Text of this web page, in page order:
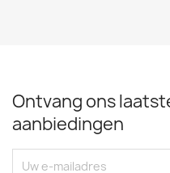
Ontvang ons
aanbiedingen